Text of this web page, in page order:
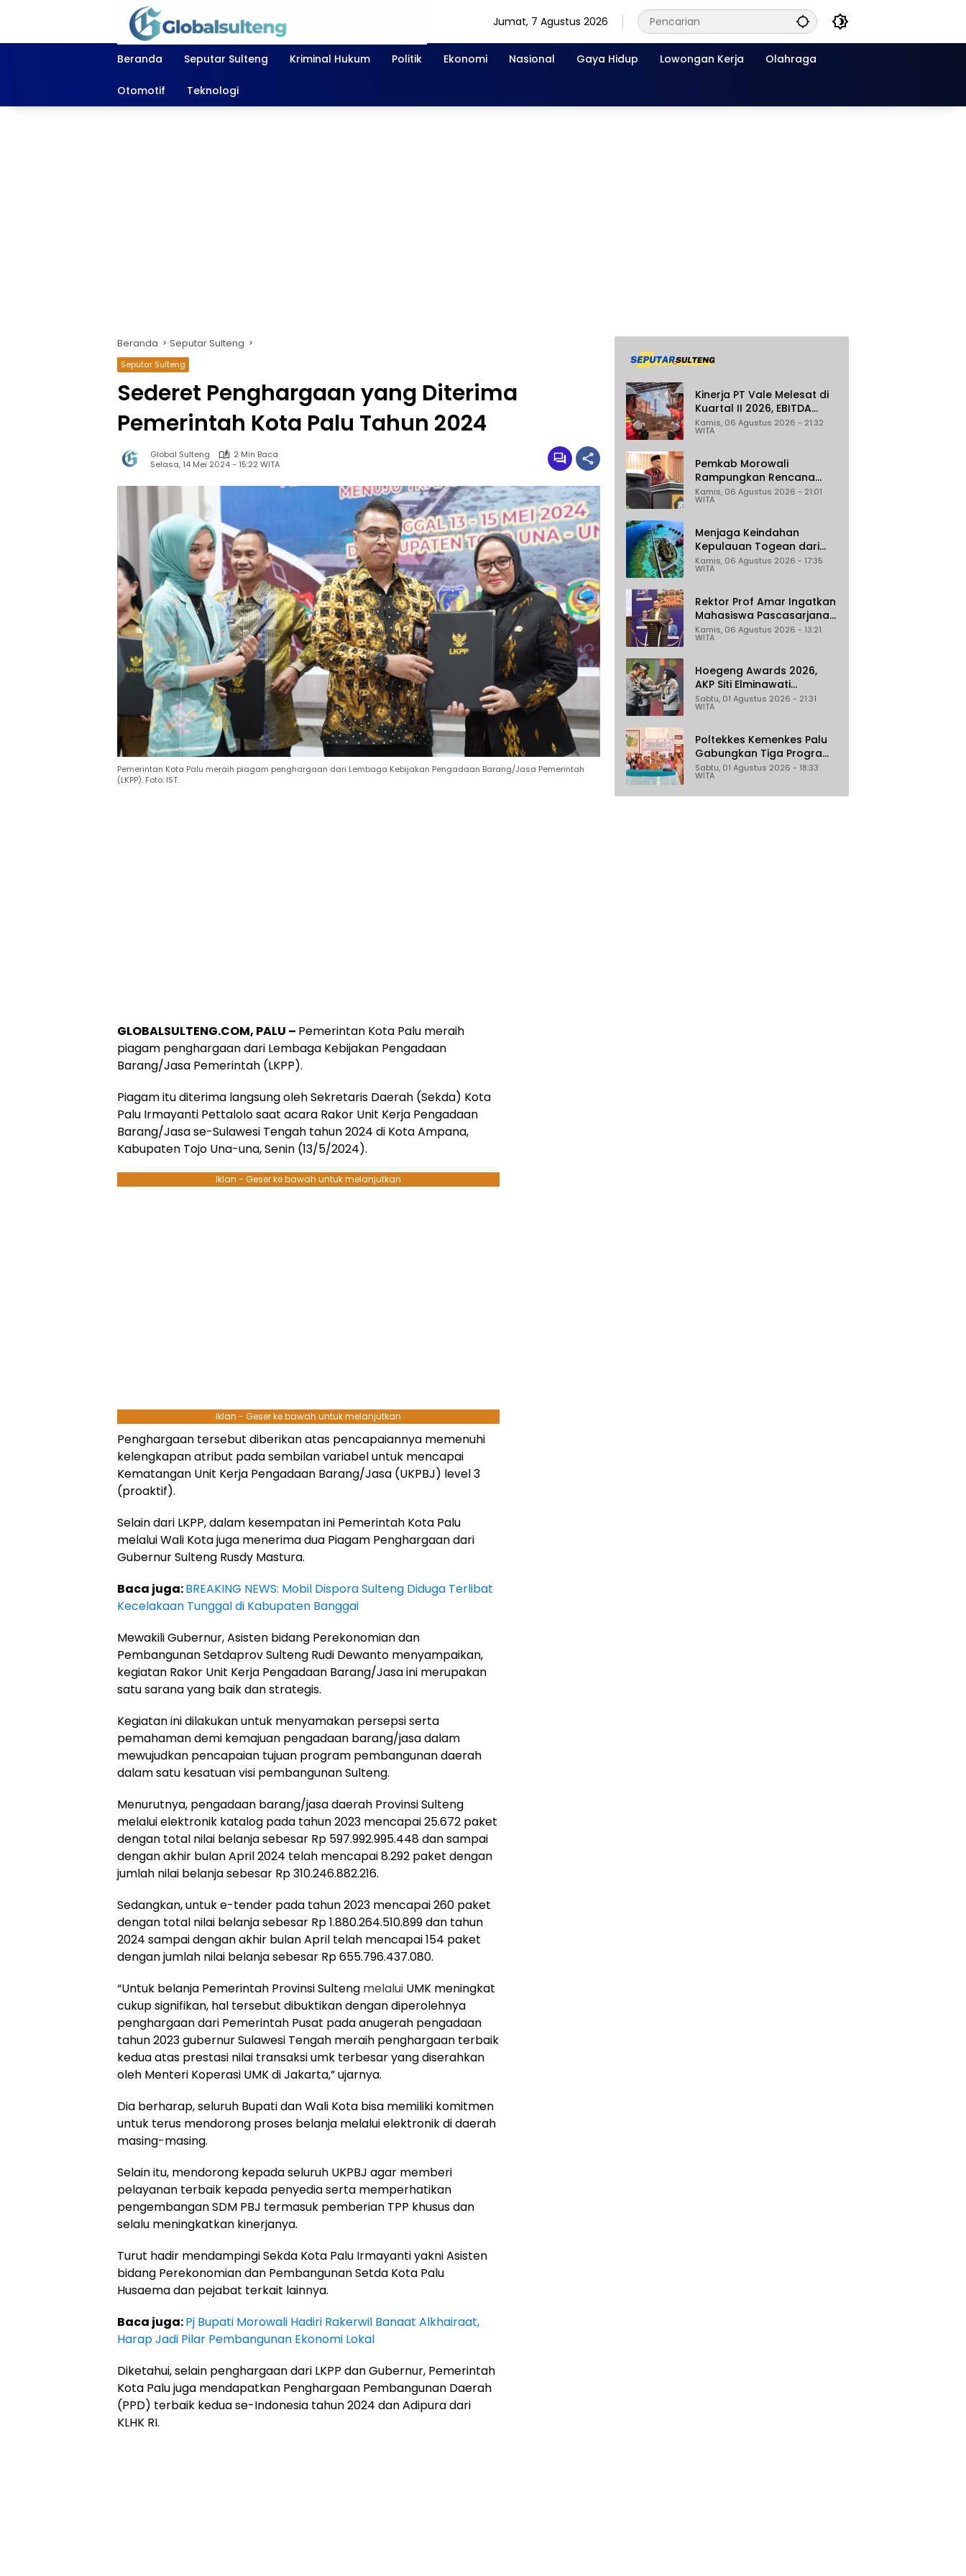
Jumat, 7 Agustus 2026
Beranda Seputar Sulteng Kriminal Hukum Politik Ekonomi Nasional Gaya Hidup Lowongan Kerja Olahraga
Otomotif Teknologi
Beranda Seputar Sulteng
Seputar Sulteng
Sederet Penghargaan yang Diterima
Pemerintah Kota Palu Tahun 2024
Global Sulteng
2 Min Baca
Selasa, 14 Mei 2024 - 15:22 WITA
Pemerintan Kota Palu meraih piagam penghargaan dari Lembaga Kebijakan Pengadaan Barang/Jasa Pemerintah
(LKPP). Foto: IST.
GLOBALSULTENG.COM, PALU – Pemerintan Kota Palu meraih
piagam penghargaan dari Lembaga Kebijakan Pengadaan
Barang/Jasa Pemerintah (LKPP).
Piagam itu diterima langsung oleh Sekretaris Daerah (Sekda) Kota
Palu Irmayanti Pettalolo saat acara Rakor Unit Kerja Pengadaan
Barang/Jasa se-Sulawesi Tengah tahun 2024 di Kota Ampana,
Kabupaten Tojo Una-una, Senin (13/5/2024).
Iklan - Geser ke bawah untuk melanjutkan
Iklan - Geser ke bawah untuk melanjutkan
Penghargaan tersebut diberikan atas pencapaiannya memenuhi
kelengkapan atribut pada sembilan variabel untuk mencapai
Kematangan Unit Kerja Pengadaan Barang/Jasa (UKPBJ) level 3
(proaktif).
Selain dari LKPP, dalam kesempatan ini Pemerintah Kota Palu
melalui Wali Kota juga menerima dua Piagam Penghargaan dari
Gubernur Sulteng Rusdy Mastura.
Baca juga:BREAKING NEWS: Mobil Dispora Sulteng Diduga Terlibat
Kecelakaan Tunggal di Kabupaten Banggai
Mewakili Gubernur, Asisten bidang Perekonomian dan
Pembangunan Setdaprov Sulteng Rudi Dewanto menyampaikan,
kegiatan Rakor Unit Kerja Pengadaan Barang/Jasa ini merupakan
satu sarana yang baik dan strategis.
Kegiatan ini dilakukan untuk menyamakan persepsi serta
pemahaman demi kemajuan pengadaan barang/jasa dalam
mewujudkan pencapaian tujuan program pembangunan daerah
dalam satu kesatuan visi pembangunan Sulteng.
Menurutnya, pengadaan barang/jasa daerah Provinsi Sulteng
melalui elektronik katalog pada tahun 2023 mencapai 25.672 paket
dengan total nilai belanja sebesar Rp 597.992.995.448 dan sampai
dengan akhir bulan April 2024 telah mencapai 8.292 paket dengan
jumlah nilai belanja sebesar Rp 310.246.882.216.
Sedangkan, untuk e-tender pada tahun 2023 mencapai 260 paket
dengan total nilai belanja sebesar Rp 1.880.264.510.899 dan tahun
2024 sampai dengan akhir bulan April telah mencapai 154 paket
dengan jumlah nilai belanja sebesar Rp 655.796.437.080.
“Untuk belanja Pemerintah Provinsi Sulteng melalui UMK meningkat
cukup signifikan, hal tersebut dibuktikan dengan diperolehnya
penghargaan dari Pemerintah Pusat pada anugerah pengadaan
tahun 2023 gubernur Sulawesi Tengah meraih penghargaan terbaik
kedua atas prestasi nilai transaksi umk terbesar yang diserahkan
oleh Menteri Koperasi UMK di Jakarta,” ujarnya.
Dia berharap, seluruh Bupati dan Wali Kota bisa memiliki komitmen
untuk terus mendorong proses belanja melalui elektronik di daerah
masing-masing.
Selain itu, mendorong kepada seluruh UKPBJ agar memberi
pelayanan terbaik kepada penyedia serta memperhatikan
pengembangan SDM PBJ termasuk pemberian TPP khusus dan
selalu meningkatkan kinerjanya.
Turut hadir mendampingi Sekda Kota Palu Irmayanti yakni Asisten
bidang Perekonomian dan Pembangunan Setda Kota Palu
Husaema dan pejabat terkait lainnya.
Baca juga:Pj Bupati Morowali Hadiri Rakerwil Banaat Alkhairaat,
Harap Jadi Pilar Pembangunan Ekonomi Lokal
Diketahui, selain penghargaan dari LKPP dan Gubernur, Pemerintah
Kota Palu juga mendapatkan Penghargaan Pembangunan Daerah
(PPD) terbaik kedua se-Indonesia tahun 2024 dan Adipura dari
KLHK RI.
Kinerja PT Vale Melesat di
Kuartal II 2026, EBITDA
Tumbuh 45 Persen
Kamis, 06 Agustus 2026 - 21:32
WITA
Pemkab Morowali
Rampungkan Rencana
Induk Iptek, Fokus pada
Riset dan Inovasi Daerah
Kamis, 06 Agustus 2026 - 21:01
WITA
Menjaga Keindahan
Kepulauan Togean dari
Ancaman Illegal Fishing
Kamis, 06 Agustus 2026 - 17:35
WITA
Rektor Prof Amar Ingatkan
Mahasiswa Pascasarjana
Untad Bijak Gunakan Akal
Imitasi
Kamis, 06 Agustus 2026 - 13:21
WITA
Hoegeng Awards 2026,
AKP Siti Elminawati
Dinobatkan sebagai Polisi
Pelindung Perempuan dan
Sabtu, 01 Agustus 2026 - 21:31
WITA
Poltekkes Kemenkes Palu
Gabungkan Tiga Program
Percepat Pencegahan
Stunting di Donggala
Sabtu, 01 Agustus 2026 - 18:33
WITA